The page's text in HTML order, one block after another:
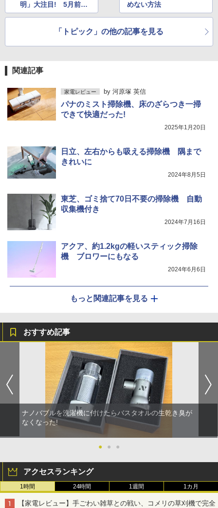
明」大注目! 5月前半
の人気家電まとめて紹
めない方法
「トピック」の他の記事を見る
関連記事
家電レビュー by 河原塚 英信
パナのミスト掃除機、床のざらつき一掃
できて快適だった!
2025年1月20日
日立、左右からも吸える掃除機 隅まで
きれいに
2024年8月5日
東芝、ゴミ捨て70日不要の掃除機 自動
収集機付き
2024年7月16日
アクア、約1.2kgの軽いスティック掃除
機 ブロワーにもなる
2024年6月6日
もっと関連記事を見る
おすすめ記事
ナノバブルを洗濯機に付けたらバスタオルの生乾き臭が
なくなった!
● ● ●
アクセスランキング
1時間 24時間 1週間 1カ月
【家電レビュー】手ごわい雑草との戦い、コメリの草刈機で完全